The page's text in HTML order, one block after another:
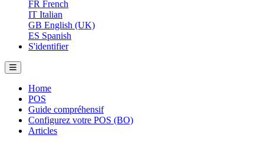
FR French
IT Italian
GB English (UK)
ES Spanish
S'identifier
Home
POS
Guide compréhensif
Configurez votre POS (BO)
Articles